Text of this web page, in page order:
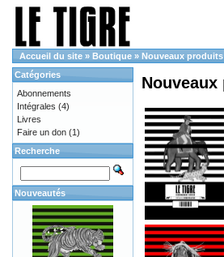
Accueil du site » Boutique » Nouveaux produits
Catégories
Abonnements
Intégrales (4)
Livres
Faire un don (1)
Recherche
Nouveautés